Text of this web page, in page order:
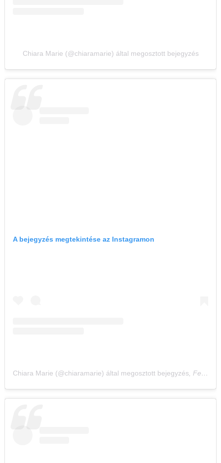
Chiara Marie (@chiaramarie) által megosztott bejegyzés
A bejegyzés megtekintése az Instagramon
Chiara Marie (@chiaramarie) által megosztott bejegyzés Febr 8., 2020, időpont: 10:53 (PST időzóna szerint)